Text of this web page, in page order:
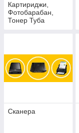
Картириджи,
Фотобарабан,
Тонер Туба
Сканера